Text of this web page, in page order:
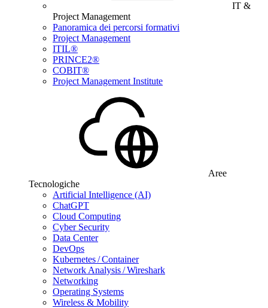
IT &
Project Management
Panoramica dei percorsi formativi
Project Management
ITIL®
PRINCE2®
COBIT®
Project Management Institute
Aree
Tecnologiche
Artificial Intelligence (AI)
ChatGPT
Cloud Computing
Cyber Security
Data Center
DevOps
Kubernetes / Container
Network Analysis / Wireshark
Networking
Operating Systems
Wireless & Mobility